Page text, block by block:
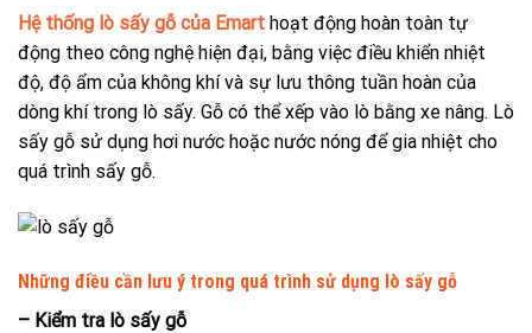
Hệ thống lò sấy gỗ của Emart hoạt động hoàn toàn tự
động theo công nghệ hiện đại, bằng việc điều khiển nhiệt
độ, độ ẩm của không khí và sự lưu thông tuần hoàn của
dòng khí trong lò sấy. Gỗ có thể xếp vào lò bằng xe nâng. Lò
sấy gỗ sử dụng hơi nước hoặc nước nóng để gia nhiệt cho
quá trình sấy gỗ.
Những điều cần lưu ý trong quá trình sử dụng lò sấy gỗ
– Kiểm tra lò sấy gỗ